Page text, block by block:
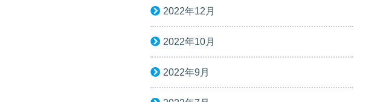
2022年12月
2022年10月
2022年9月